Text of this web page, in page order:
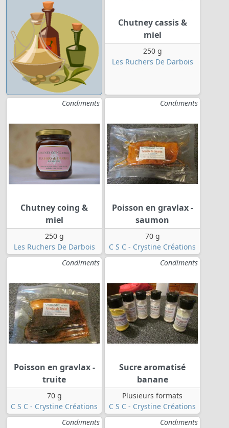
Chutney cassis &
miel
250 g
Les Ruchers De Darbois
Condiments
Chutney coing &
miel
250 g
Les Ruchers De Darbois
Condiments
Poisson en gravlax -
saumon
70 g
C S C - Crystine Créations
Condiments
Poisson en gravlax -
truite
70 g
C S C - Crystine Créations
Condiments
Sucre aromatisé
banane
Plusieurs formats
C S C - Crystine Créations
Condiments
Condiments